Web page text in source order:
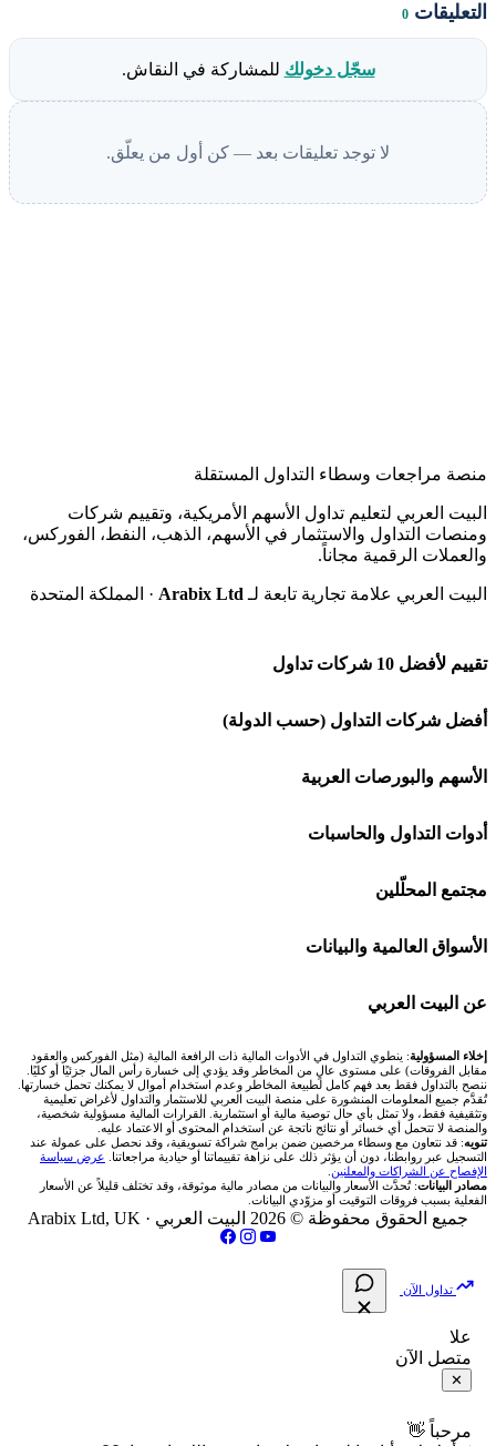
التعليقات 0
سجّل دخولك للمشاركة في النقاش.
لا توجد تعليقات بعد — كن أول من يعلّق.
منصة مراجعات وسطاء التداول المستقلة
البيت العربي لتعليم تداول الأسهم الأمريكية، وتقييم شركات
ومنصات التداول والاستثمار في الأسهم، الذهب، النفط، الفوركس،
والعملات الرقمية مجاناً.
البيت العربي علامة تجارية تابعة لـ Arabix Ltd · المملكة المتحدة
تقييم لأفضل 10 شركات تداول
شركة Capital.com
افاتريد AvaTrade
اكسنس Exness
منصة بينانس
اكس تي بي XTB
انتراكتيف بروكرز IBKR
أفضل شركات التداول (حسب الدولة)
شركات تداول في السعودية
شركات تداول في الإمارات
شركات تداول في الكويت
شركات تداول في قطر
شركات تداول في الأردن
شركات تداول في العراق
شركات تداول في فلسطين
الأسهم والبورصات العربية
🌍 كل البورصات العربية
🇸🇦 السوق السعودية
🇦🇪 أسواق الإمارات
🇪🇬 البورصة المصرية
🇶🇦 بورصة قطر
🇯🇴 بورصة عمّان
🇧🇭 بورصة البحرين
فلتر الأسهم الشرعي
📋 جميع الأسهم
أدوات التداول والحاسبات
🕌 حاسبة الزكاة
💱 محول العملات
🧮 حاسبة حجم اللوت
📊 حاسبة قيمة النقطة
💰 حاسبة ربح الفوركس
📌 حاسبة النقاط المحورية
📏 حاسبة حجم المركز
📈 حاسبة عائد التداول
📊 حاسبة الربح التراكمي
🧮 حاسبة متوسط سعر السهم
مجتمع المحلّلين
🧱 حائط المجتمع
🏆 لوحة المحلّلين
✍️ اكتب تحليلك
الأسواق العالمية والبيانات
🌐 المؤشرات العالمية
🥇 سعر الذهب اليوم
🥇 أسعار الذهب والمعادن
💱 أسعار العملات والفوركس
💵 سعر الريال السعودي في مصر
📅 المؤشرات الاقتصادية
عن البيت العربي
من نحن
تواصل معنا
فريق المؤلفين
مقالات تعليمية
سياسة تقييم الشركات
الإبلاغ عن شركة نصابة
شروط الاستخدام
إخلاء المسؤولية: ينطوي التداول في الأدوات المالية ذات الرافعة المالية (مثل الفوركس والعقود
مقابل الفروقات) على مستوى عالٍ من المخاطر وقد يؤدي إلى خسارة رأس المال جزئيًا أو كليًا.
ننصح بالتداول فقط بعد فهم كامل لطبيعة المخاطر وعدم استخدام أموال لا يمكنك تحمل خسارتها.
تُقدَّم جميع المعلومات المنشورة على منصة البيت العربي للاستثمار والتداول لأغراض تعليمية
وتثقيفية فقط، ولا تمثل بأي حال توصية مالية أو استثمارية. القرارات المالية مسؤولية شخصية،
والمنصة لا تتحمل أي خسائر أو نتائج ناتجة عن استخدام المحتوى أو الاعتماد عليه.
تنويه: قد نتعاون مع وسطاء مرخصين ضمن برامج شراكة تسويقية، وقد نحصل على عمولة عند
التسجيل عبر روابطنا، دون أن يؤثر ذلك على نزاهة تقييماتنا أو حيادية مراجعاتنا. عرض سياسة
الإفصاح عن الشراكات والمعلنين
مصادر البيانات: تُحدَّث الأسعار والبيانات من مصادر مالية موثوقة، وقد تختلف قليلاً عن الأسعار
الفعلية بسبب فروقات التوقيت أو مزوّدي البيانات.
جميع الحقوق محفوظة © 2026 البيت العربي · Arabix Ltd, UK
تداول الآن
علا
متصل الآن
✕
مرحباً 👋